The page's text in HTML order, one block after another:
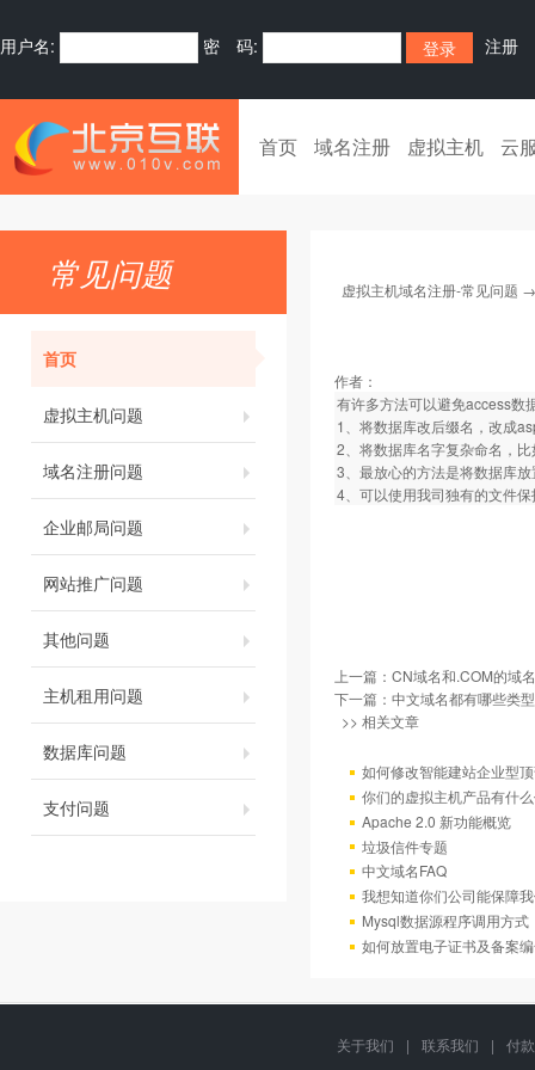
用户名: 密 码: 注册
首页 域名注册 虚拟主机 云
常见问题
首页
虚拟主机问题
域名注册问题
企业邮局问题
网站推广问题
其他问题
主机租用问题
数据库问题
支付问题
虚拟主机域名注册-常见问题
作者：
有许多方法可以避免access数
1、将数据库改后缀名，改成
2、将数据库名字复杂命名，
3、最放心的方法是将数据库
4、可以使用我司独有的文件
上一篇： CN域名和.COM的域
下一篇： 中文域名都有哪些类
>> 相关文章
如何修改智能建站企业型
你们的虚拟主机产品有什
Apache 2.0 新功能概览
垃圾信件专题
中文域名FAQ
我想知道你们公司能保障
Mysql数据源程序调用方
如何放置电子证书及备案
关于我们 | 联系我们 |
付